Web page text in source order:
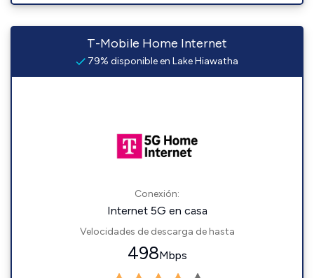
T-Mobile Home Internet
79% disponible en Lake Hiawatha
Conexión:
Internet 5G en casa
Velocidades de descarga de hasta
498Mbps